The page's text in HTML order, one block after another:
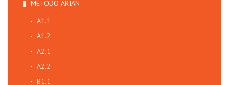
MÉTODO ARIAN
A1.1
A1.2
A2.1
A2.2
B1.1